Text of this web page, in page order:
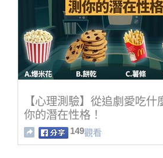
【心理測驗】從追劇愛吃什
你的潛在性格！
149觀看